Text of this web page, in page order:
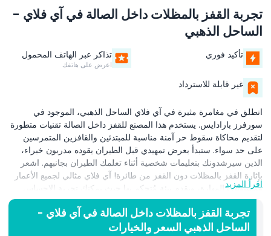
تجربة القفز بالمظلات داخل الصالة في آي فلاي -
الساحل الذهبي
تأكيد فوري تذاكر عبر الهاتف المحمول
اعرض على هاتفك
غير قابلة للاسترداد
انطلق في مغامرة مثيرة في آي فلاي الساحل الذهبي، الموجود في
سورفرز بارادايس. يستخدم هذا المصنع للقفز داخل الصالة تقنيات متطورة
لتقديم محاكاة سقوط حر آمنة مناسبة للمبتدئين والقافزين المتمرسين
على حد سواء. ستبدأ بعرض تمهيدي قبل الطيران يقوده مدربون خبراء،
الذين سيرشدونك بتعليمات شخصية أثناء تعلمك الطيران بجانبهم. اشعر
بإثارة القفز بالمظلات دون القفز من طائرة! آي فلاي مثالي لجميع الأعمار
ومستويات المهارة، ويقدم بيئة مُتحكم بها حيث يمكنك تجربة الإحساس
بالسقوط الحر. مع غرف الطيران الحديثة، سيتم دعمك في كل خطوة على
طول مغامرتك داخل الصالة. سواء كنت طياراً لأول مرة أو قافز مظلات
متمرس، تعدك آي فلاي بتجربة لا تُنسى. احجز رحلتك اليوم واكتشف إثارة
اقرأ المزيد
تجربة القفز بالمظلات داخل الصالة في آي فلاي -
الساحل الذهبي السعر والخيارات